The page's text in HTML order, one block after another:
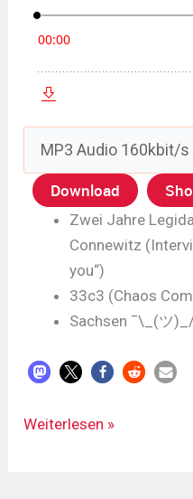
Download
Zwei Jahre
Connewitz
you“)
33c3 (Chaos
Sachsen ¯\_(ツ
LDR#274
Weiterlesen »